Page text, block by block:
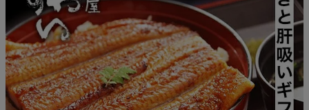
特典付きカタログ請求
ふるさと納税
地元和歌山の逸品
おすすめ海産物